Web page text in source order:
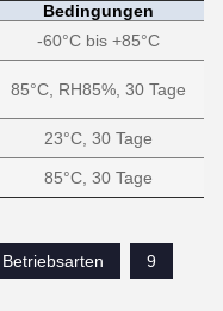
Bedingungen
-60°C bis +85°C
85°C, RH85%, 30 Tage
23°C, 30 Tage
85°C, 30 Tage
9